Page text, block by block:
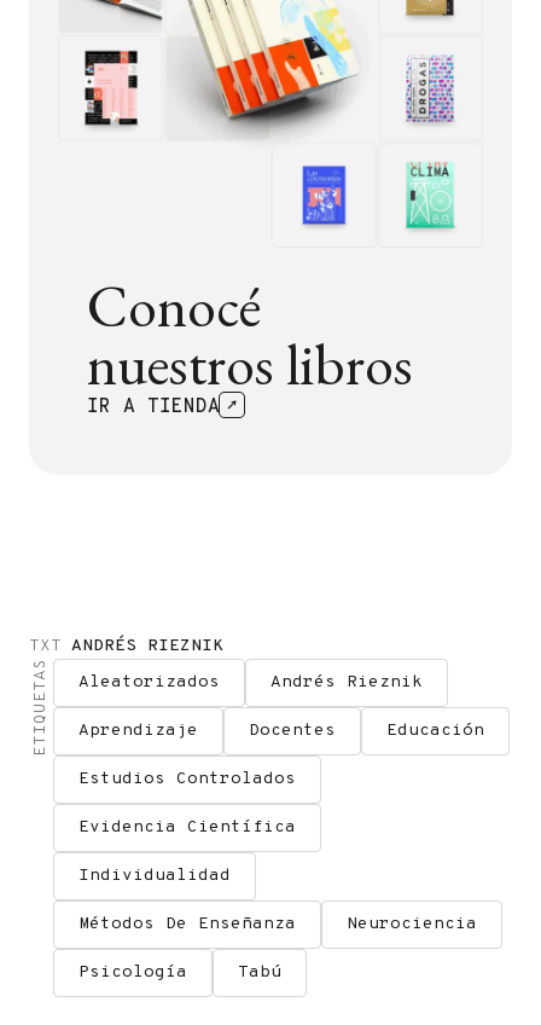
Conocé
nuestros libros
IR A TIENDA
TXT ANDRÉS RIEZNIK
ETIQUETAS Aleatorizados Andrés Rieznik
Aprendizaje Docentes Educación
Estudios Controlados
Evidencia Científica
Individualidad
Métodos De Enseñanza Neurociencia
Psicología Tabú